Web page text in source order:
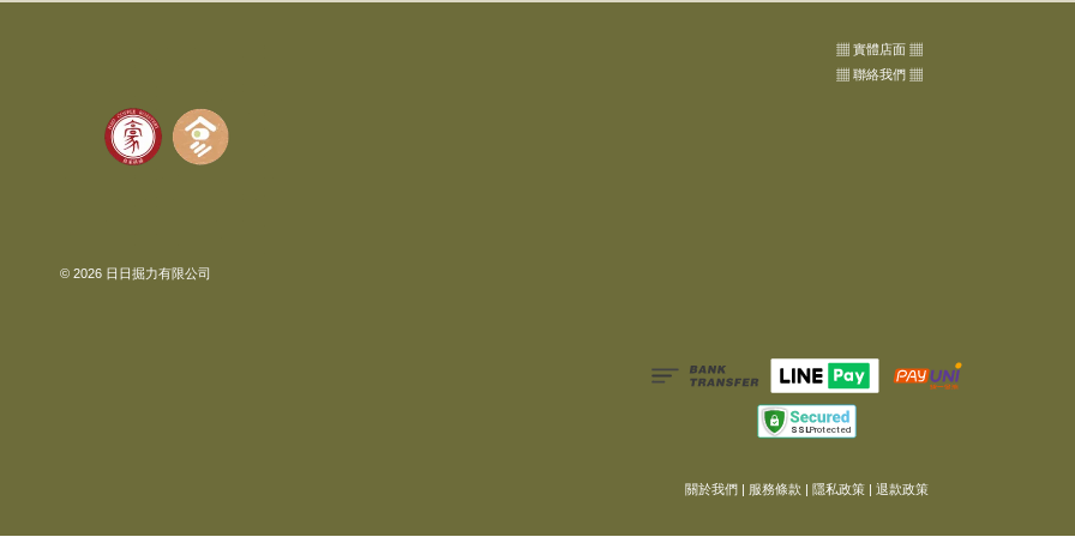
© 2026 日日掘力有限公司
▦ 實體店面 ▦
▦ 聯絡我們 ▦
關於我們| 服務條款 | 隱私政策| 退款政策